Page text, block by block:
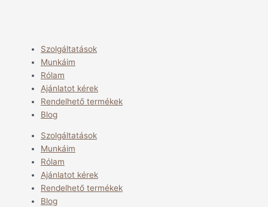
Szolgáltatások
Munkáim
Rólam
Ajánlatot kérek
Rendelhető termékek
Blog
Szolgáltatások
Munkáim
Rólam
Ajánlatot kérek
Rendelhető termékek
Blog